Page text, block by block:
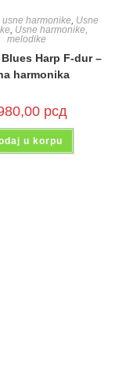
harmonike Usne
Usne harmonike,
melodike
Blues Harp F-dur –
harmonika
рсд
u korpu